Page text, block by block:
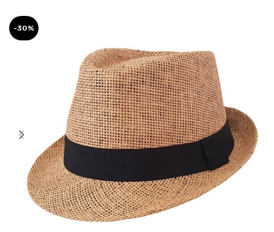
-30%